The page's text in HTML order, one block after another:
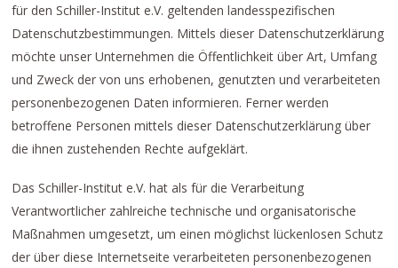
für den Schiller-Institut e.V. geltenden landesspezifischen
Datenschutzbestimmungen. Mittels dieser Datenschutzerklärung
möchte unser Unternehmen die Öffentlichkeit über Art, Umfang
und Zweck der von uns erhobenen, genutzten und verarbeiteten
personenbezogenen Daten informieren. Ferner werden
betroffene Personen mittels dieser Datenschutzerklärung über
die ihnen zustehenden Rechte aufgeklärt.
Das Schiller-Institut e.V. hat als für die Verarbeitung
Verantwortlicher zahlreiche technische und organisatorische
Maßnahmen umgesetzt, um einen möglichst lückenlosen Schutz
der über diese Internetseite verarbeiteten personenbezogenen